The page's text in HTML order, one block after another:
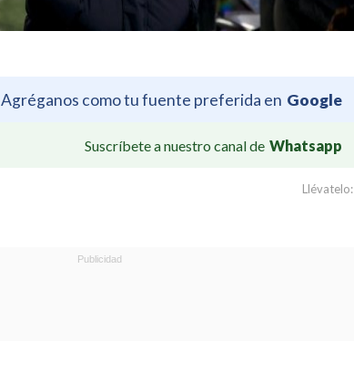
Agréganos como tu fuente preferida en Google
Suscríbete a nuestro canal de Whatsapp
Llévatelo: